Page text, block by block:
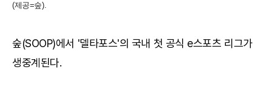
(제공=숲).
숲(SOOP)에서 '델타포스'의 국내 첫 공식 e스포츠 리그가
생중계된다.